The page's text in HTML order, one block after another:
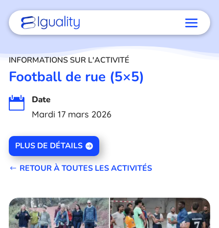
INFORMATIONS SUR L'ACTIVITÉ
Football de rue (5×5)

Date
Mardi 17 mars 2026
PLUS DE DÉTAILS
RETOUR À TOUTES LES ACTIVITÉS